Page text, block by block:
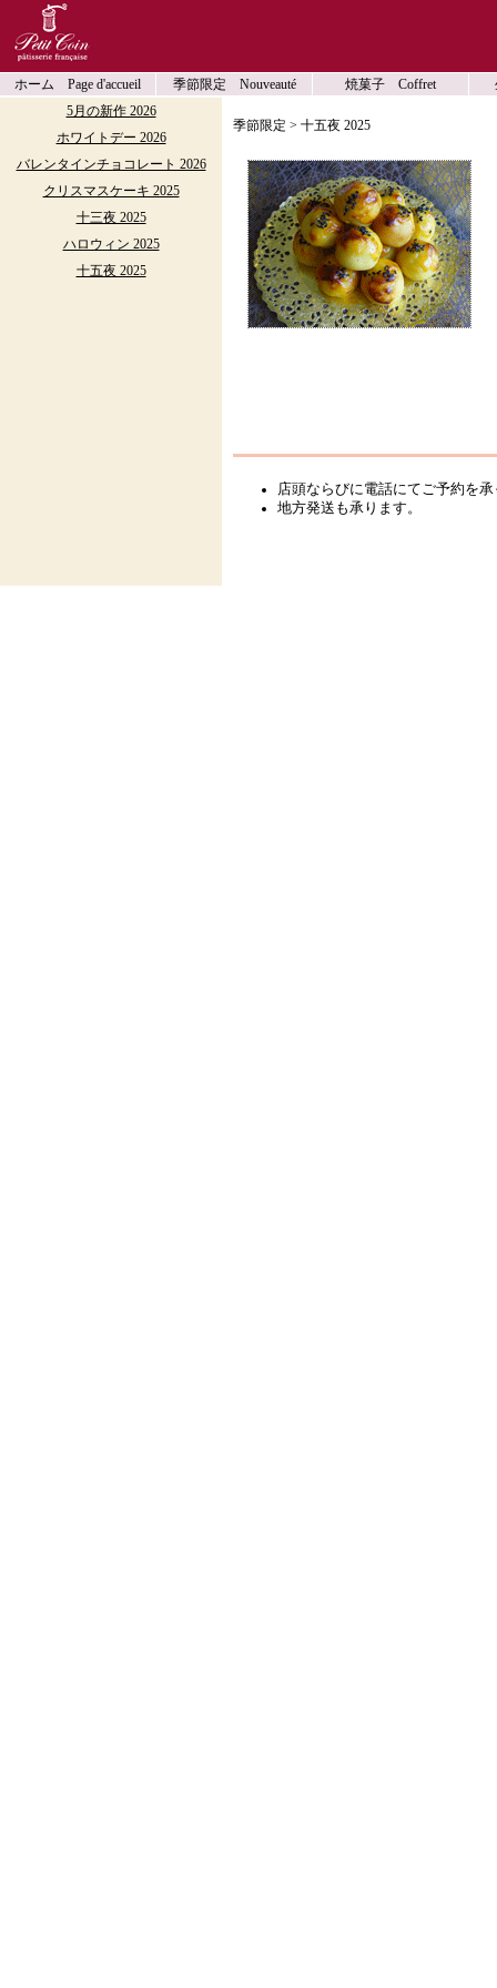
ホーム Page d'accueil 季節限定 Nouveauté 焼菓子 Coffret
5月の新作 2026
ホワイトデー 2026
バレンタインチョコレート 2026
クリスマスケーキ 2025
十三夜 2025
ハロウィン 2025
十五夜 2025
季節限定 > 十五夜 2025
店頭ならびに電話にてご予約を
地方発送も承ります。